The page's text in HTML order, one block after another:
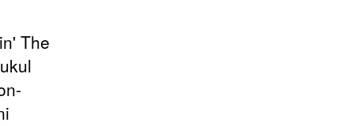
The